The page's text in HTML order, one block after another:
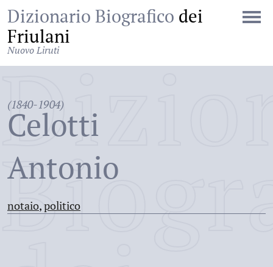
Dizionario Biografico dei
Friulani
Nuovo Liruti
(1840-1904)
Celotti
Antonio
notaio,politico